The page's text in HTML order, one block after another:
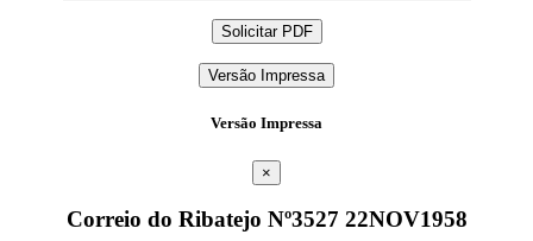
Versão Impressa
Versão Impressa
×
Correio do Ribatejo Nº3527 22NOV1958